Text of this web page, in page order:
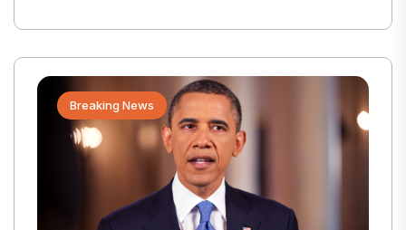
Breaking News